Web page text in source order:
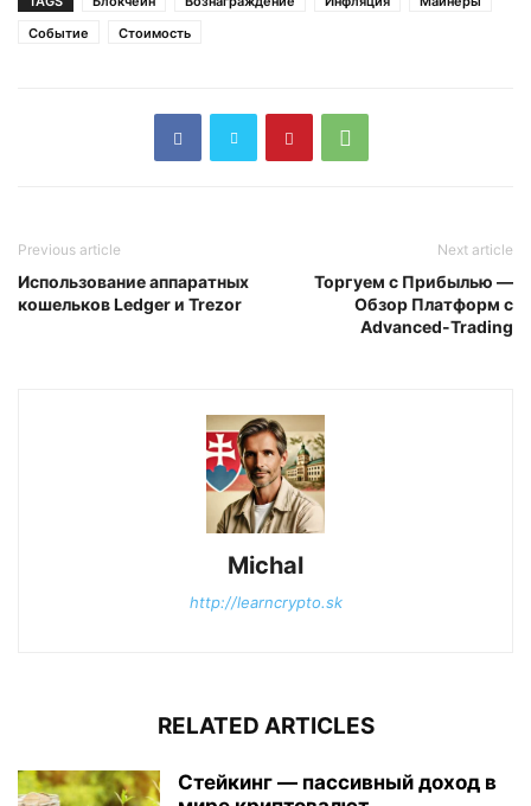
Событие
Стоимость
Previous article
Использование аппаратных
кошельков Ledger и Trezor
Next article
Торгуем с Прибылью —
Обзор Платформ с
Advanced-Trading
Michal
http://learncrypto.sk
RELATED ARTICLES
Стейкинг — пассивный доход в